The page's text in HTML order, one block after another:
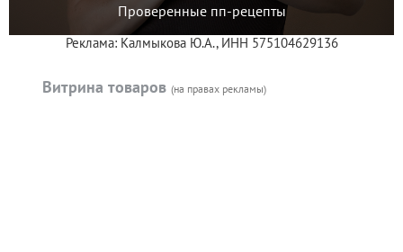
Проверенные пп-рецепты
Реклама: Калмыкова Ю.А., ИНН 575104629136
Витрина товаров (на правах рекламы)